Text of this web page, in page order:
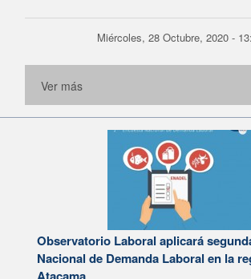
Miércoles, 28 Octubre, 2020 -
Ver más
Observatorio Laboral aplicará
Nacional de Demanda Laboral en la